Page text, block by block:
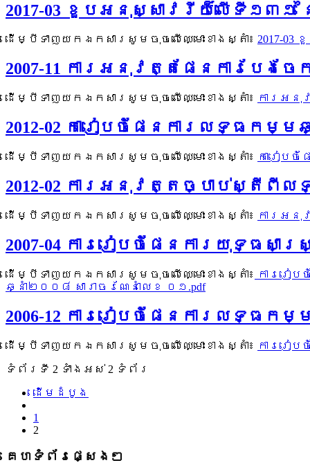
2017-03 ខួបអនុស្សាវរីយ៏លើទី១៣១
ដើម្បីទាញយកឯកសារសូមចុចលើឈ្មោះខាងស្តាំ៖ 2017-
2007-11 ការអនុវត្តផែនការបែ
ដើម្បីទាញយកឯកសារសូមចុចលើឈ្មោះខាងស្តាំ៖ ការអនុ
2012-02 ការៀបចំផែនការលទ្ធកម្
ដើម្បីទាញយកឯកសារសូមចុចលើឈ្មោះខាងស្តាំ៖ ការៀប
2012-02 ការអនុវត្តច្បាប់ស្តីពីលទ្
ដើម្បីទាញយកឯកសារសូមចុចលើឈ្មោះខាងស្តាំ៖ ការអនុ
2007-04 ការរៀបចំផែនការយុទ្ធស
ដើម្បីទាញយកឯកសារសូមចុចលើឈ្មោះខាងស្តាំ៖
ការរៀ
ឆ្នាំ២០០៨ សារាចរណែនាំលេខ ០១.pdf
2006-12 ការរៀបចំផែនការលទ្ធកម្
ដើម្បីទាញយកឯកសារសូមចុចលើឈ្មោះខាងស្តាំ៖
ការរៀ
ទំព័រ​ទី 2 ​ទាំងអស់ 2 ទំព័រ
ដើម​ដំបូង
1
2
គេហទំព័រផ្សេងៗ